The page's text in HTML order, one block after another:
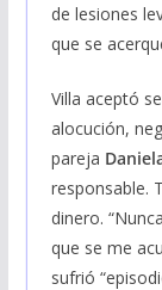
de lesiones
que se
Villa aceptó
alocución,
pareja
responsable.
dinero.
que se me
sufrió